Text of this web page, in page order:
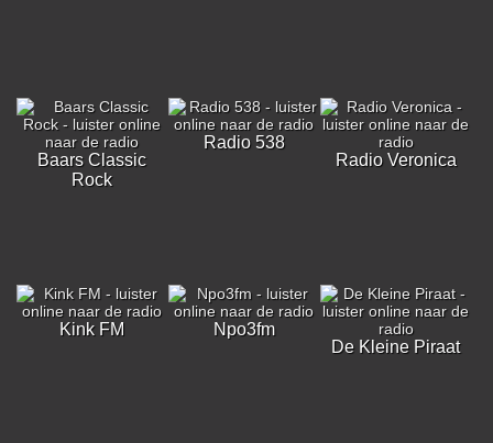
Baars Classic
Rock
Radio 538
Radio Veronica
Kink FM
Npo3fm
De Kleine Piraat